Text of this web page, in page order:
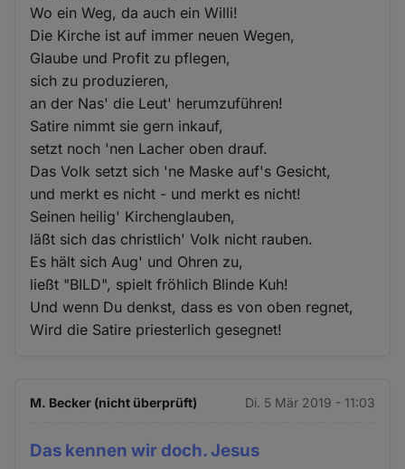
Wo ein Weg, da auch ein Willi!
Die Kirche ist auf immer neuen Wegen,
Glaube und Profit zu pflegen,
sich zu produzieren,
an der Nas' die Leut' herumzuführen!
Satire nimmt sie gern inkauf,
setzt noch 'nen Lacher oben drauf.
Das Volk setzt sich 'ne Maske auf's Gesicht,
und merkt es nicht - und merkt es nicht!
Seinen heilig' Kirchenglauben,
läßt sich das christlich' Volk nicht rauben.
Es hält sich Aug' und Ohren zu,
ließt "BILD", spielt fröhlich Blinde Kuh!
Und wenn Du denkst, dass es von oben regnet,
Wird die Satire priesterlich gesegnet!
M. Becker (nicht überprüft) Di. 5 Mär 2019 - 11:03
Das kennen wir doch. Jesus